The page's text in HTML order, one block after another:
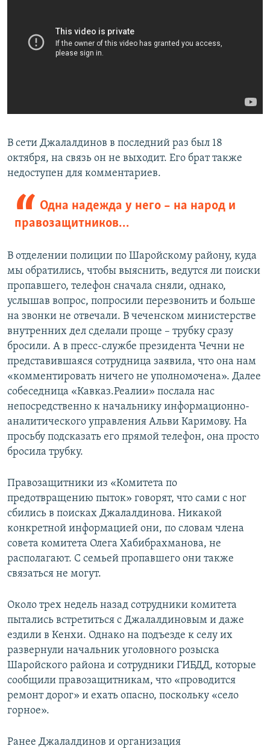
В сети Джалалдинов в последний раз был 18
октября, на связь он не выходит. Его брат также
недоступен для комментариев.
Одна надежда у него – на народ и
правозащитников…
В отделении полиции по Шаройскому району, куда
мы обратились, чтобы выяснить, ведутся ли поиски
пропавшего, телефон сначала сняли, однако,
услышав вопрос, попросили перезвонить и больше
на звонки не отвечали. В чеченском министерстве
внутренних дел сделали проще – трубку сразу
бросили. А в пресс-службе президента Чечни не
представившаяся сотрудница заявила, что она нам
«комментировать ничего не уполномочена». Далее
собеседница «Кавказ.Реалии» послала нас
непосредственно к начальнику информационно-
аналитического управления Альви Каримову. На
просьбу подсказать его прямой телефон, она просто
бросила трубку.
Правозащитники из «Комитета по
предотвращению пыток» говорят, что сами с ног
сбились в поисках Джалалдинова. Никакой
конкретной информацией они, по словам члена
совета комитета Олега Хабибрахманова, не
располагают. С семьей пропавшего они также
связаться не могут.
Около трех недель назад сотрудники комитета
пытались встретиться с Джалалдиновым и даже
ездили в Кенхи. Однако на подъезде к селу их
развернули начальник уголовного розыска
Шаройского района и сотрудники ГИБДД, которые
сообщили правозащитникам, что «проводится
ремонт дорог» и ехать опасно, поскольку «село
горное».
Ранее Джалалдинов и организация